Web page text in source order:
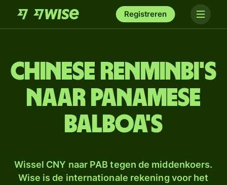
Registreren
Chinese renminbi's
naar Panamese
balboa's
Wissel CNY naar PAB tegen de middenkoers.
Wise is de internationale rekening voor het